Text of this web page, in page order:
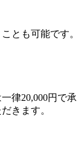
とも可能です。
律20,000円で承
きます。